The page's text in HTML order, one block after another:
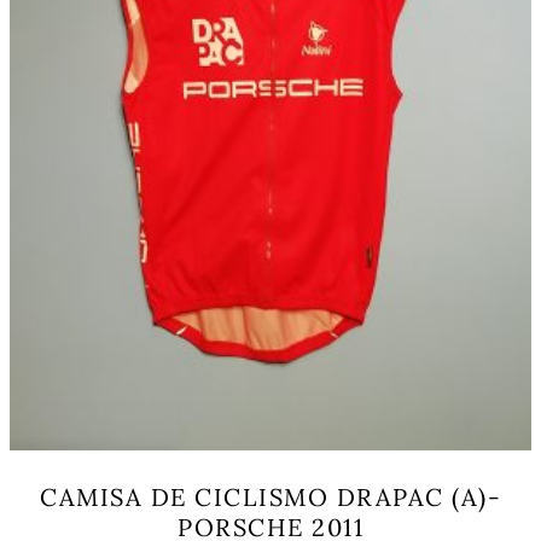
CAMISA DE CICLISMO DRAPAC (A)-
PORSCHE 2011